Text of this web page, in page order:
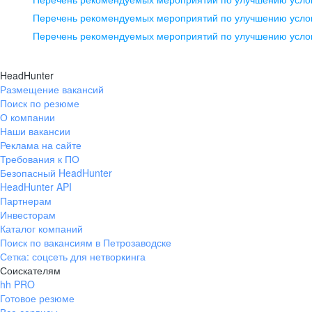
pr@ural.hh.ru
помещение 21
+7 383 207-94-64
pr@nsk.hh.ru
Перечень рекомендуемых мероприятий по улучшению
Перечень рекомендуемых мероприятий по улучшению
HeadHunter
Размещение вакансий
Поиск по резюме
О компании
Наши вакансии
Реклама на сайте
Требования к ПО
Безопасный HeadHunter
HeadHunter API
Партнерам
Инвесторам
Каталог компаний
Поиск по вакансиям в Петрозаводске
Сетка: соцсеть для нетворкинга
Соискателям
hh PRO
Готовое резюме